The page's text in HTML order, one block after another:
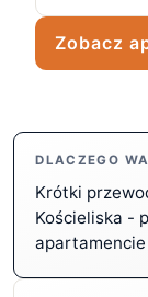
Zobacz
DLACZEGO
Krótki
Kościeliska -